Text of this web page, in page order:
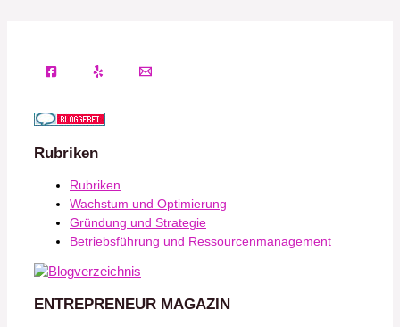
Rubriken
Rubriken
Wachstum und Optimierung
Gründung und Strategie
Betriebsführung und Ressourcenmanagement
ENTREPRENEUR MAGAZIN